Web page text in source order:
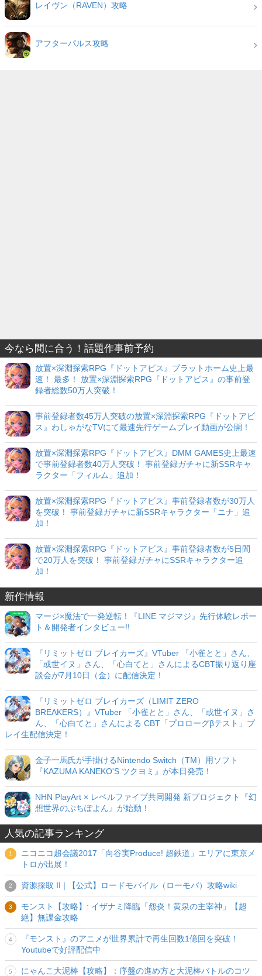
レイヴン（RAVEN）攻略
アフターパルス攻略
今なら間に合う！話題作事前予約
放置×深淵探索RPG『ドットアビス』プラットホーム史上最
速！ 最多！ 放置×深淵探索RPG『ドットアビス』の事前登
録者総数50万人突破！
事前登録者数45万人突破の放置×深淵探索RPG『ドットアビ
ス』わしゃがなTVにて最速先行ゲームプレイ動画が公開！
放置×深淵探索RPG『ドットアビス』DMM GAMES史上最速
で事前登録者数40万人突破！ 事前登録ガチャに新SSRキャ
ラクター「フィルム」追加！
放置×深淵探索RPG『ドットアビス』事前登録者数が30万人
を突破！ 事前登録ガチャに新SSRキャラクター「ニナ」追
加！
放置×深淵探索RPG『ドットアビス』事前登録者数が5日間
で20万人を突破！ 事前登録ガチャにSSRキャラクター追
加！
新作情報
マージ×魔法で一発逆転！『LINE マジマジ』先行体験レポー
ト＆開発者インタビュー!!
『リミットゼロ ブレイカーズ』VTuber 「小雀とと」さん、
「或世イヌ」さん、「心白てと」さんによるCBT振り返り座
談会が7月10日（金）に配信決定！
『リミットゼロ ブレイカーズ（LIMIT ZERO
BREAKERS）』VTuber 「小雀とと」さん、「或世イヌ」さ
ん、「心白てと」さんによる CBT「プロローグβテスト」プ
レイ生配信決定！
金子一馬氏が手掛けるNintendo Switch（TM）用ソフト
『KAZUMA KANEKO'S ツクヨミ』が本日発売！
NHN PlayArt × レベルファイブ共同開発 新プロジェクト『幻
想世界のぷちぽよん』が始動！
人気の記事ランキング
ニコニコ超会議2017「向谷実Produce! 超鉄道」エリアに東京メ
トロが出展！
資源採取 II | 【公式】ロードモバイル（ローモバ）攻略wiki
モンスト【攻略】: イザナミ降臨「怨炎！黄泉の主宰神」【超
絶】無課金攻略
『モンスト』のアニメが世界累計で再生回数1億回を突破！
Youtubeで好評配信中
にゃんこ大泥棒【攻略】：序盤の進め方と大泥棒バトルのコツ